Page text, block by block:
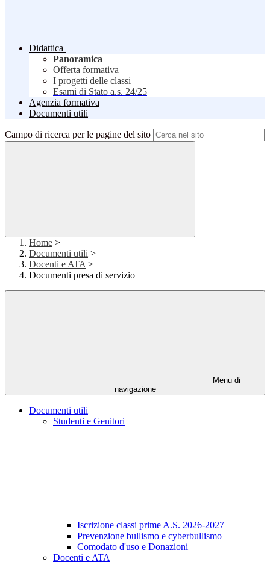
Didattica
Panoramica
Offerta formativa
I progetti delle classi
Esami di Stato a.s. 24/25
Agenzia formativa
Documenti utili
Campo di ricerca per le pagine del sito
Home >
Documenti utili >
Docenti e ATA >
Documenti presa di servizio
Menu di
navigazione
Documenti utili
Studenti e Genitori
Iscrizione classi prime A.S. 2026-2027
Prevenzione bullismo e cyberbullismo
Comodato d'uso e Donazioni
Docenti e ATA